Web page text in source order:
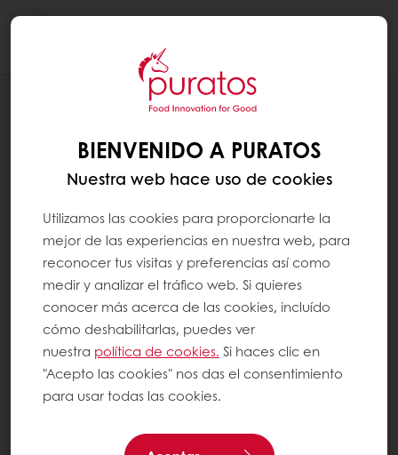
PÁGINAS DEL SISTEMA
BIENVENIDO A PURATOS
Nuestra web hace uso de cookies
Utilizamos las cookies para proporcionarte la
mejor de las experiencias en nuestra web, para
reconocer tus visitas y preferencias así como
medir y analizar el tráfico web. Si quieres
conocer más acerca de las cookies, incluído
cómo deshabilitarlas, puedes ver
nuestra política de cookies. Si haces clic en
"Acepto las cookies" nos das el consentimiento
para usar todas las cookies.